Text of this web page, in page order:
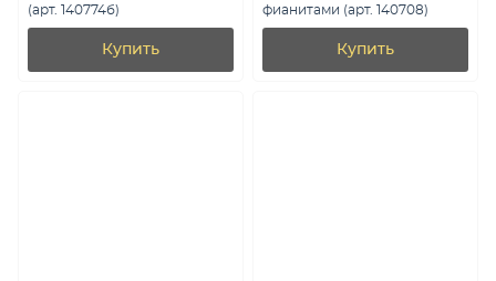
(арт. 140774б)
Купить
фианитами (арт. 140708)
Купить